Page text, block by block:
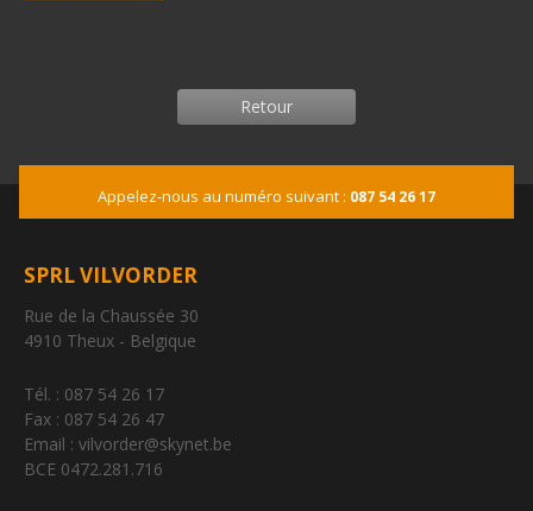
Retour
Appelez-nous au numéro suivant : 087 54 26 17
SPRL VILVORDER
Rue de la Chaussée 30
4910 Theux - Belgique
Tél. : 087 54 26 17
Fax : 087 54 26 47
Email : vilvorder@skynet.be
BCE 0472.281.716